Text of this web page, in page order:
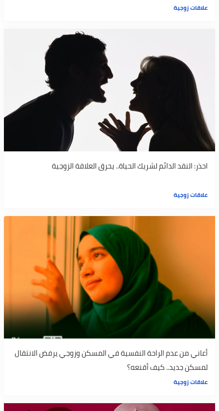
علاقات زوجية
احذر: النقد الدائم لشريك الحياة.. يحرق العلاقة الزوجية
علاقات زوجية
أعاني من عدم الراحة النفسية في المسكن وزوجي يرفض الانتقال
لمسكن جديد.. كيف أقنعه؟
علاقات زوجية